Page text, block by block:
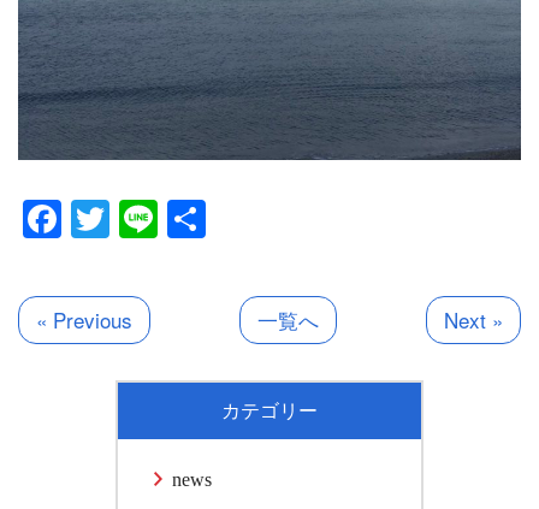
Facebook
Twitter
Line
« Previous 一覧へ Next »
カテゴリー
news